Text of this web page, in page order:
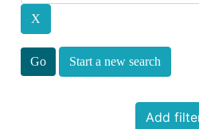
Start a new search
Add